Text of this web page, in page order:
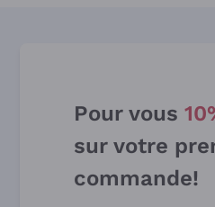
Pour vous
sur votre
commande!